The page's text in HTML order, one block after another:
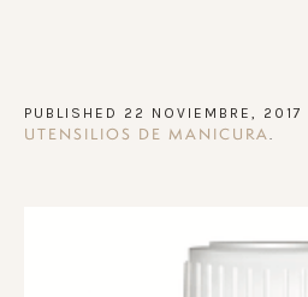
PUBLISHED 22 NOVIEMBRE, 2017
UTENSILIOS DE MANICURA.